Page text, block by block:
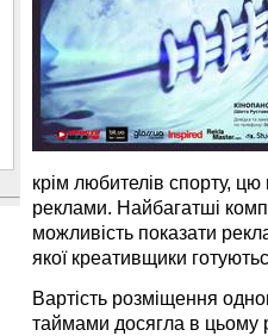
крім любителів спорту,
реклами. Найбагатші
можливість показати
якої креативщики
Вартість розміщення
таймами досягла в цьому